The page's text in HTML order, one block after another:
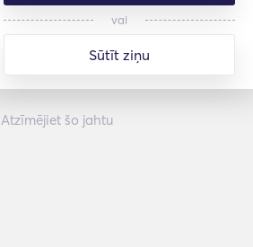
vai
Sūtīt ziņu
Atzīmējiet šo jahtu